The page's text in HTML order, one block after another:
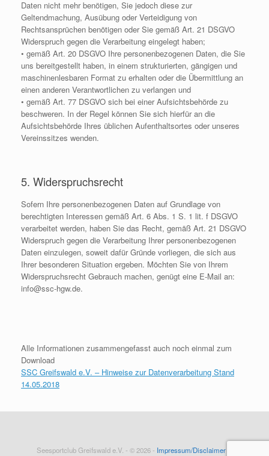
Daten nicht mehr benötigen, Sie jedoch diese zur
Geltendmachung, Ausübung oder Verteidigung von
Rechtsansprüchen benötigen oder Sie gemäß Art. 21 DSGVO
Widerspruch gegen die Verarbeitung eingelegt haben;
• gemäß Art. 20 DSGVO Ihre personenbezogenen Daten, die Sie
uns bereitgestellt haben, in einem strukturierten, gängigen und
maschinenlesbaren Format zu erhalten oder die Übermittlung an
einen anderen Verantwortlichen zu verlangen und
• gemäß Art. 77 DSGVO sich bei einer Aufsichtsbehörde zu
beschweren. In der Regel können Sie sich hierfür an die
Aufsichtsbehörde Ihres üblichen Aufenthaltsortes oder unseres
Vereinssitzes wenden.
5. Widerspruchsrecht
Sofern Ihre personenbezogenen Daten auf Grundlage von
berechtigten Interessen gemäß Art. 6 Abs. 1 S. 1 lit. f DSGVO
verarbeitet werden, haben Sie das Recht, gemäß Art. 21 DSGVO
Widerspruch gegen die Verarbeitung Ihrer personenbezogenen
Daten einzulegen, soweit dafür Gründe vorliegen, die sich aus
Ihrer besonderen Situation ergeben. Möchten Sie von Ihrem
Widerspruchsrecht Gebrauch machen, genügt eine E-Mail an:
info@ssc-hgw.de.
Alle Informationen zusammengefasst auch noch einmal zum
Download
SSC Greifswald e.V. – Hinweise zur Datenverarbeitung Stand
14.05.2018
Seesportclub Greifswald e.V. - © 2026 - Impressum/Disclaimer